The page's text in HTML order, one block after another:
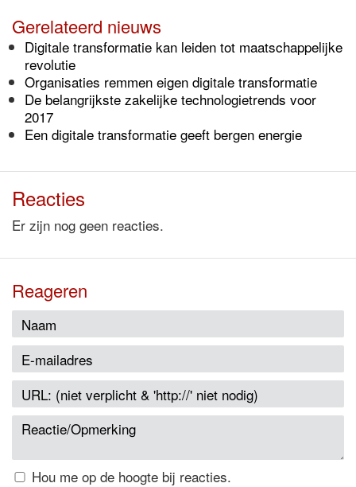
Gerelateerd nieuws
Digitale transformatie kan leiden tot maatschappelijke
revolutie
Organisaties remmen eigen digitale transformatie
De belangrijkste zakelijke technologietrends voor
2017
Een digitale transformatie geeft bergen energie
Reacties
Er zijn nog geen reacties.
Reageren
Hou me op de hoogte bij reacties.